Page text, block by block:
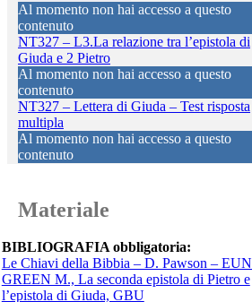
Al momento non hai accesso a questo
contenuto
NT327 – L3.La relazione tra l’epistola di
Giuda e 2 Pietro
Al momento non hai accesso a questo
contenuto
NT327 – Lettera di Giuda – Test risposta
multipla
Al momento non hai accesso a questo
contenuto
Materiale
BIBLIOGRAFIA obbligatoria:
Le Chiavi della Bibbia – D. Pawson – EUN
GREEN M., La seconda epistola di Pietro e
l’epistola di Giuda, GBU